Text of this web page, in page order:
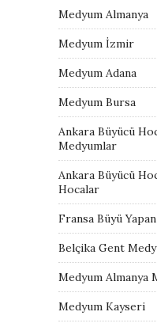
Medyum Almanya
Medyum İzmir
Medyum Adana
Medyum Bursa
Ankara Büyücü
Medyumlar
Ankara Büyücü
Hocalar
Fransa Büyü
Belçika Gent
Medyum Almanya
Medyum Kayseri